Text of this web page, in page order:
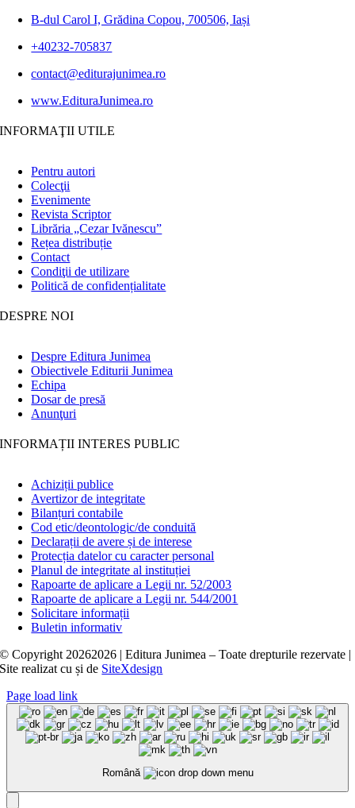
B-dul Carol I, Grădina Copou, 700506, Iași
+40232-705837
contact@editurajunimea.ro
www.EdituraJunimea.ro
INFORMAŢII UTILE
Pentru autori
Colecţii
Evenimente
Revista Scriptor
Librăria „Cezar Ivănescu”
Rețea distribuție
Contact
Condiţii de utilizare
Politică de confidențialitate
DESPRE NOI
Despre Editura Junimea
Obiectivele Editurii Junimea
Echipa
Dosar de presă
Anunţuri
INFORMAȚII INTERES PUBLIC
Achiziții publice
Avertizor de integritate
Bilanțuri contabile
Cod etic/deontologic/de conduită
Declarații de avere și de interese
Protecția datelor cu caracter personal
Planul de integritate al instituției
Rapoarte de aplicare a Legii nr. 52/2003
Rapoarte de aplicare a Legii nr. 544/2001
Solicitare informații
Buletin informativ
© Copyright 20262026 | Editura Junimea – Toate drepturile rezervate |
Site realizat cușide SiteXdesign
Page load link
Română